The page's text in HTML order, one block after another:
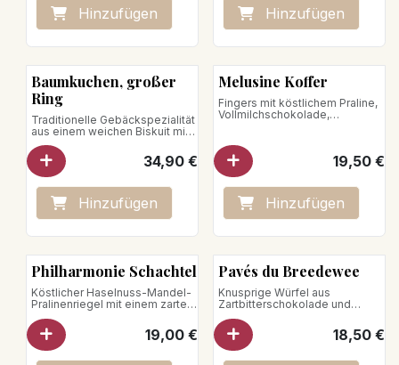
Hinzufügen
Spezialität vom Hause
Oberweis.
Nettogewicht : 140g
Hinzufügen
Baumkuchen, großer
Ring
Traditionelle Gebäckspezialität
aus einem weichen Biskuit mit
Mandeln, Bittermandeln und
Gewürzen.
Nettogewicht: 350 g
34,90€
Hinzufügen
Melusine Koffer
Fingers mit köstlichem Praline,
Vollmilchschokolade,
Crunchies, Mandeln,
Haselnüssen, Erdnüssen und
Pistazien
19,50€
Hinzufügen
Philharmonie Schachtel
Köstlicher Haselnuss-Mandel-
Pralinenriegel mit einem zarten
Karamell mit Fleur de Sel aus
der Guérande.
Nettogewicht: 110g
19,00€
Pavés du Breedewee
Knusprige Würfel aus
Zartbitterschokolade und
Haselnusspraline
Nettogewicht: 125g
18,50€